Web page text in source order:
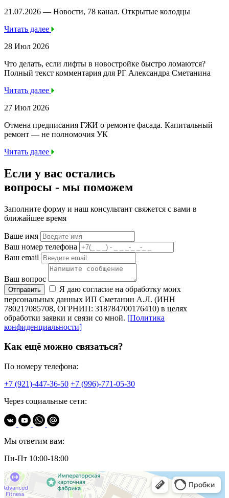
21.07.2026 — Новости, 78 канал. Открытые колодцы
Читать далее
28 Июл 2026
Что делать, если лифты в новостройке быстро ломаются?
Полный текст комментария для РГ Александра Сметанина
Читать далее
27 Июл 2026
Отмена предписания ГЖИ о ремонте фасада. Капитальный
ремонт — не полномочия УК
Читать далее
Если у вас остались
вопросы - мы поможем
Заполните форму и наш консультант свяжется с вами в
ближайшее время
Ваше имя
Ваш номер телефона
Ваш email
Ваш вопрос
Отправить
Я даю согласие на обработку моих
персональных данных ИП Сметанин А.Л. (ИНН
780217085708, ОГРНИП: 318784700176410) в целях
обработки заявки и связи со мной. [Политика
конфиденциальности]
Как ещё можно связаться?
По номеру телефона:
+7 (921)-447-36-50 +7 (996)-771-05-30
Через социальные сети:
Мы ответим вам:
Пн-Пт 10:00-18:00